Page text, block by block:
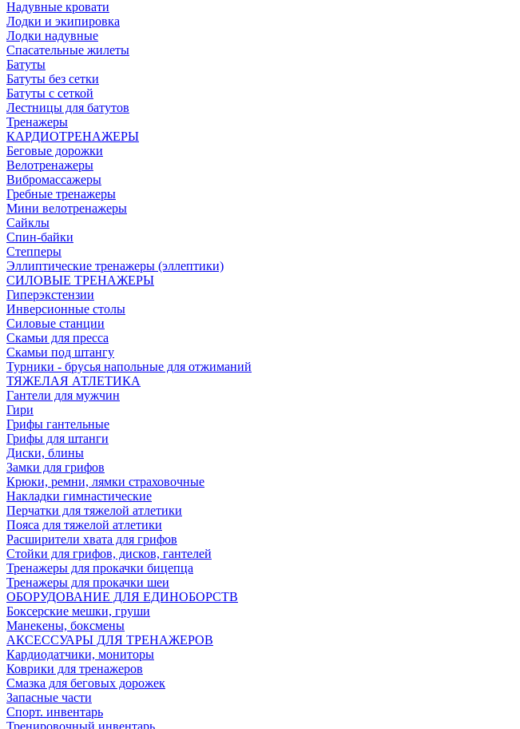
Надувные кровати
Лодки и экипировка
Лодки надувные
Спасательные жилеты
Батуты
Батуты без сетки
Батуты с сеткой
Лестницы для батутов
Тренажеры
КАРДИОТРЕНАЖЕРЫ
Беговые дорожки
Велотренажеры
Вибромассажеры
Гребные тренажеры
Мини велотренажеры
Сайклы
Спин-байки
Степперы
Эллиптические тренажеры (эллептики)
СИЛОВЫЕ ТРЕНАЖЕРЫ
Гиперэкстензии
Инверсионные столы
Силовые станции
Скамьи для пресса
Скамьи под штангу
Турники - брусья напольные для отжиманий
ТЯЖЕЛАЯ АТЛЕТИКА
Гантели для мужчин
Гири
Грифы гантельные
Грифы для штанги
Диски, блины
Замки для грифов
Крюки, ремни, лямки страховочные
Накладки гимнастические
Перчатки для тяжелой атлетики
Пояса для тяжелой атлетики
Расширители хвата для грифов
Стойки для грифов, дисков, гантелей
Тренажеры для прокачки бицепца
Тренажеры для прокачки шеи
ОБОРУДОВАНИЕ ДЛЯ ЕДИНОБОРСТВ
Боксерские мешки, груши
Манекены, боксмены
АКСЕССУАРЫ ДЛЯ ТРЕНАЖЕРОВ
Кардиодатчики, мониторы
Коврики для тренажеров
Смазка для беговых дорожек
Запасные части
Спорт. инвентарь
Тренировочный инвентарь